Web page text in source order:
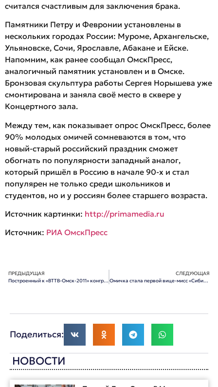
считался счастливым для заключения брака.
Памятники Петру и Февронии установлены в
нескольких городах России: Муроме, Архангельске,
Ульяновске, Сочи, Ярославле, Абакане и Ейске.
Напомним, как ранее сообщал ОмскПресс,
аналогичный памятник установлен и в Омске.
Бронзовая скульптура работы Сергея Норышева уже
смонтирована и заняла своё место в сквере у
Концертного зала.
Между тем, как показывает опрос ОмскПресс, более
90% молодых омичей сомневаются в том, что
новый-старый российский праздник сможет
обогнать по популярности западный аналог,
который пришёл в Россию в начале 90-х и стал
популярен не только среди школьников и
студентов, но и у россиян более старшего возраста.
Источник картинки: http://primamedia.ru
Источник: РИА ОмскПресс
ПРЕДЫДУЩАЯ
Построенный к «ВТТВ-Омск-2011» конгресс-холл официально открылся
СЛЕДУЮЩАЯ
Омичка стала первой вице-мисс «Сибирской Красы 2011»
Поделиться:
НОВОСТИ